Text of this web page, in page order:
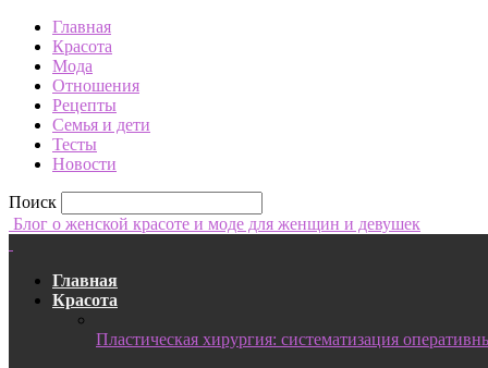
Главная
Красота
Мода
Отношения
Рецепты
Семья и дети
Тесты
Новости
Поиск
Блог о женской красоте и моде для женщин и девушек
Главная
Красота
Пластическая хирургия: систематизация